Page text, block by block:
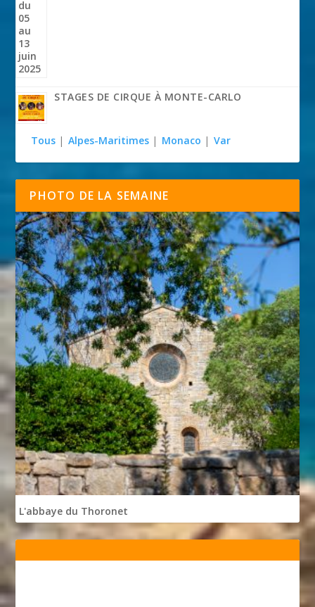
STAGES DE CIRQUE À MONTE-CARLO
Tous | Alpes-Maritimes | Monaco | Var
PHOTO DE LA SEMAINE
L'abbaye du Thoronet